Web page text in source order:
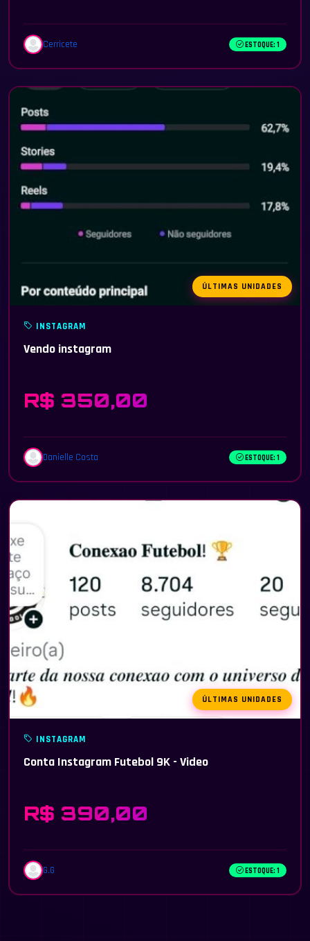
Cerricete ESTOQUE: 1
ÚLTIMAS UNIDADES
INSTAGRAM
Vendo instagram
R$ 350,00
Danielle Costa ESTOQUE: 1
ÚLTIMAS UNIDADES
INSTAGRAM
Conta Instagram Futebol 9K - Video
R$ 390,00
G.G ESTOQUE: 1